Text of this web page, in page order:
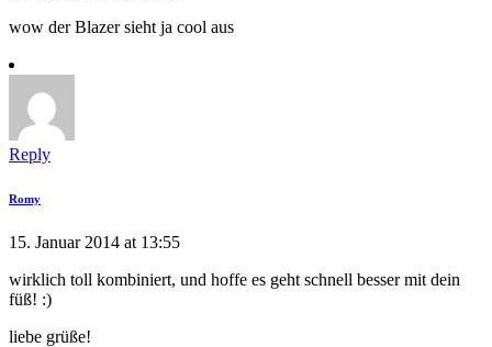
wow der Blazer sieht ja cool aus
Reply
Romy
15. Januar 2014 at 13:55
wirklich toll kombiniert, und hoffe es geht schnell besser mit dein
füß! :)
liebe grüße!